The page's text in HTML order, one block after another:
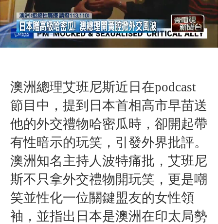
澳洲總理艾班尼斯近日在podcast
節目中，提到日本首相高市早苗送
他的外交禮物哈密瓜時，卻開起帶
有性暗示的玩笑，引發外界批評。
澳洲 知名主持人波特痛批，艾班尼
斯不只拿外交禮物開玩笑，更是嘲
笑並性化一位關鍵盟友的女性領
袖，並指出日本是澳洲在印太局勢